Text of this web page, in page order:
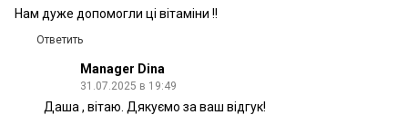
Нам дуже допомогли ці вітаміни !!
Ответить
Manager Dina
31.07.2025 в 19:49
Даша , вітаю. Дякуємо за ваш відгук!